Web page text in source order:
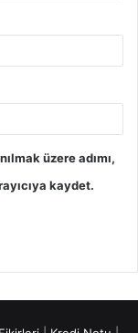
üzere adımı,
kaydet.